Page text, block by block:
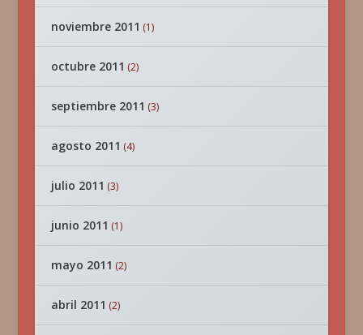
noviembre 2011 (1)
octubre 2011 (2)
septiembre 2011 (3)
agosto 2011 (4)
julio 2011 (3)
junio 2011 (1)
mayo 2011 (2)
abril 2011 (2)